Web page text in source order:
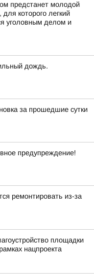
предстанет молодой
которого легкий
уголовным делом и
дождь.
за прошедшие сутки
предупреждение!
ремонтировать из-за
площадки
нацпроекта